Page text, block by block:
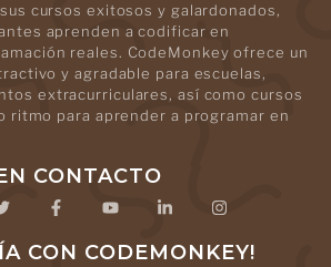
cursos exitosos y galardonados,
aprenden a codificar en
reales. CodeMonkey ofrece un
y agradable para escuelas,
extracurriculares, así como cursos
ritmo para aprender a programar en
CONTACTO
CON CODEMONKEY!